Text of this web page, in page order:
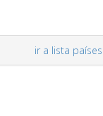
ir a lista países